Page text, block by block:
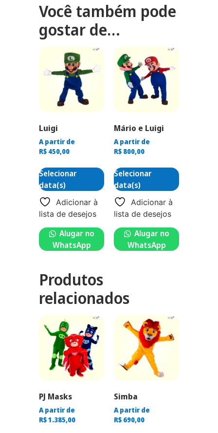
Você também pode
gostar de…
Luigi
A partir de
R$ 450,00
Selecionar
data(s)
Adicionar à
lista de desejos
Alugar no
WhatsApp
Mário e Luigi
A partir de
R$ 800,00
Selecionar
data(s)
Adicionar à
lista de desejos
Alugar no
WhatsApp
Produtos
relacionados
PJ Masks
A partir de
R$1.385,00
Simba
A partir de
R$ 690,00